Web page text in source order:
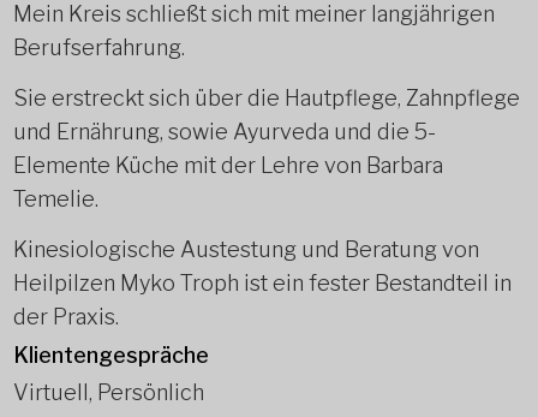
Mein Kreis schließt sich mit meiner langjährigen
Berufserfahrung.
Sie erstreckt sich über die Hautpflege, Zahnpflege
und Ernährung, sowie Ayurveda und die 5-
Elemente Küche mit der Lehre von Barbara
Temelie.
Kinesiologische Austestung und Beratung von
Heilpilzen Myko Troph ist ein fester Bestandteil in
der Praxis.
Klientengespräche
Virtuell, Persönlich